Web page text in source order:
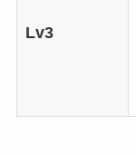
Lv3